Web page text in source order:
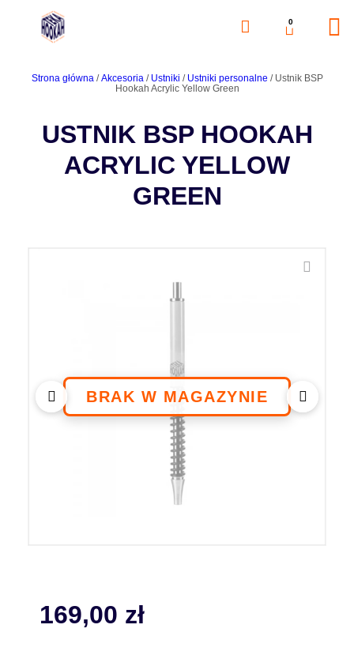
0
Strona główna/Akcesoria/ Ustniki / Ustniki personalne / Ustnik BSP
Hookah Acrylic Yellow Green
USTNIK BSP HOOKAH
ACRYLIC YELLOW
GREEN
169,00 zł